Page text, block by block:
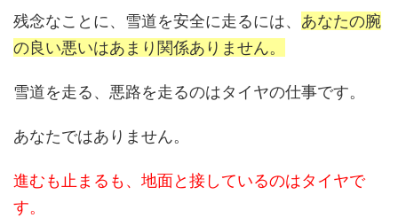
残念なことに、雪道を安全に走るには、 あなたの腕
の良い悪いはあまり関係ありません。
雪道を走る、悪路を走るのはタイヤの仕事です。
あなたではありません。
進むも止まるも、地面と接しているのはタイヤで
す。